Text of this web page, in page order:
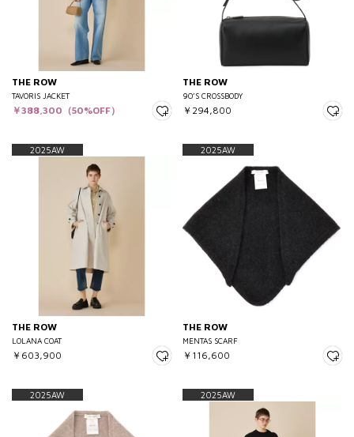
THE ROW
TAVORIS JACKET
￥388,300（50%OFF）
THE ROW
90’S CROSSBODY
￥294,800
2025AW
THE ROW
LOLANA COAT
￥603,900
2025AW
THE ROW
MENTAS SCARF
￥116,600
2025AW 2025AW